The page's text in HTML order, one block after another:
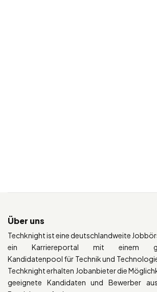
Über uns
Techknight ist eine deutschlandweite
ein Karriereportal mit einem
Kandidatenpool für Technik und
Techknight erhalten Jobanbieter die
geeignete Kandidaten und Bewerber